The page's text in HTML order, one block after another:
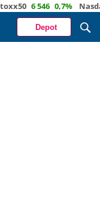
6 546 0,7% Nasdaq
Depot